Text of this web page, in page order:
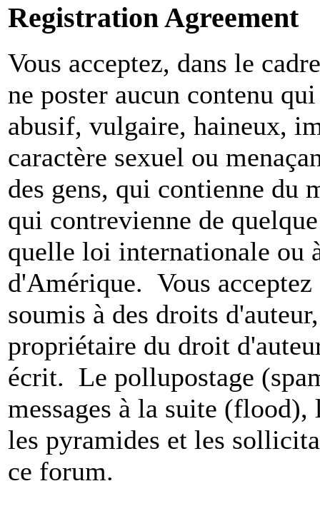
Registration Agreement
Vous acceptez, dans le
ne poster aucun contenu
abusif, vulgaire, haineux,
caractère sexuel ou
des gens, qui contienne du
qui contrevienne de
quelle loi internationale ou
d'Amérique. Vous
soumis à des droits
propriétaire du droit
écrit. Le pollupostage
messages à la suite
les pyramides et les
ce forum.